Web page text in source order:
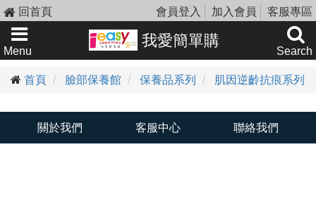
回首頁 會員登入 加入會員 客服專區
Menu
我愛簡單購
Search
首頁 臉部保養館 保養品系列 肌因逆齡抗痕系列
關於我們 客服中心 聯絡我們